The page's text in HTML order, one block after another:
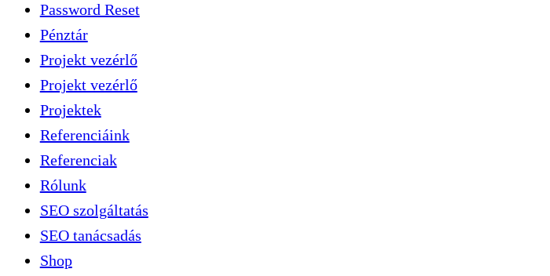
Password Reset
Pénztár
Projekt vezérlő
Projekt vezérlő
Projektek
Referenciáink
Referenciak
Rólunk
SEO szolgáltatás
SEO tanácsadás
Shop